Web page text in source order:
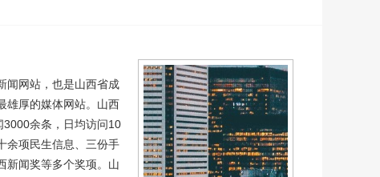
闻网站，也是山西省成
雄厚的媒体网站。山西
余条，日均访问10
余项民生信息、三份手
新闻奖等多个奖项。山